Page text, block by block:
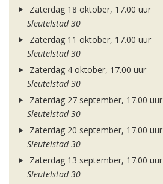
Zaterdag 18 oktober, 17.00 uur
Sleutelstad 30
Zaterdag 11 oktober, 17.00 uur
Sleutelstad 30
Zaterdag 4 oktober, 17.00 uur
Sleutelstad 30
Zaterdag 27 september, 17.00 uur
Sleutelstad 30
Zaterdag 20 september, 17.00 uur
Sleutelstad 30
Zaterdag 13 september, 17.00 uur
Sleutelstad 30